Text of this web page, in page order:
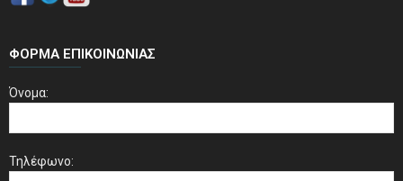
ΦΌΡΜΑ ΕΠΙΚΟΙΝΩΝΊΑΣ
Όνομα:
Τηλέφωνο: